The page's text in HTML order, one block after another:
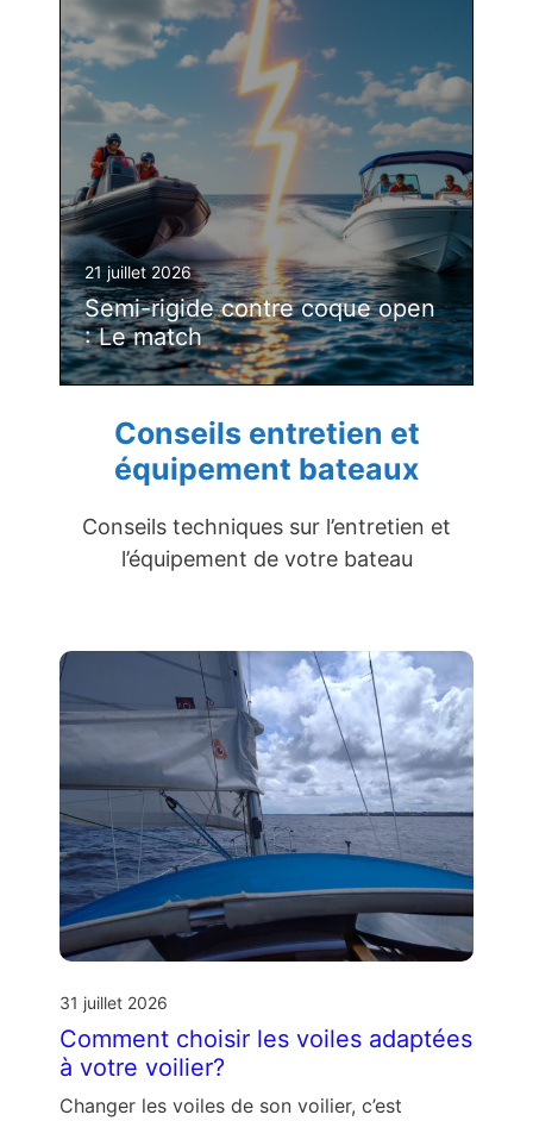
21 juillet 2026
Semi-rigide contre coque open
: Le match
Conseils entretien et
équipement bateaux
Conseils techniques sur l’entretien et
l’équipement de votre bateau
31 juillet 2026
Comment choisir les voiles adaptées
à votre voilier?
Changer les voiles de son voilier, c’est